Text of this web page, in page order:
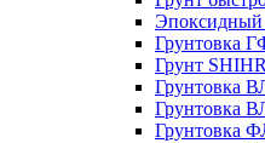
Грунтовка
Грунт
Грунтовка
Грунтовка
Грунтовка